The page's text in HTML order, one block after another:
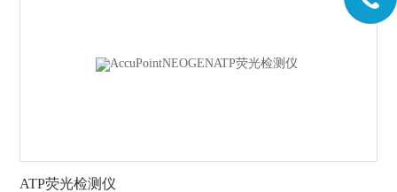
ATP荧光检测仪